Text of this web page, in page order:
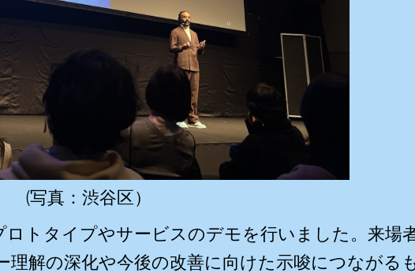
(写真：渋谷区）
トタイプやサービスのデモを行いました。来場
解の深化や今後の改善に向けた示唆につながる